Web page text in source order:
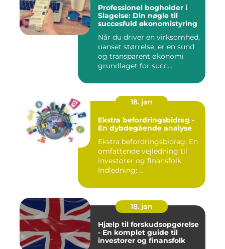
Professionel bogholder i
Slagelse: Din nøgle til
succesfuld økonomistyring
Når du driver en virksomhed,
uanset størrelse, er en sund
og transparent økonomi
grundlaget for succ...
18. jan
Ekstra befordringsbidrag -
En dybdegående analyse
Ekstra befordringsbidrag: En
omfattende vejledning til
investorer og finansfolk
Indledning: ...
18. jan
Hjælp til forskudsopgørelse
- En komplet guide til
investorer og finansfolk